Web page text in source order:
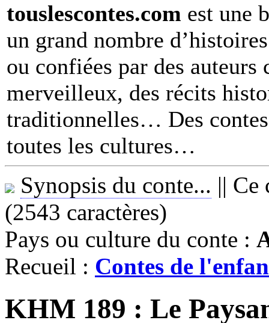
touslescontes.com est une
un grand nombre
ou confiées par des
merveilleux, des récits
traditionnelles… Des
toutes les cultures
Synopsis du conte... || Ce
(2543 caractères)
Pays ou culture du conte :
Recueil : Contes de
KHM 189 : Le